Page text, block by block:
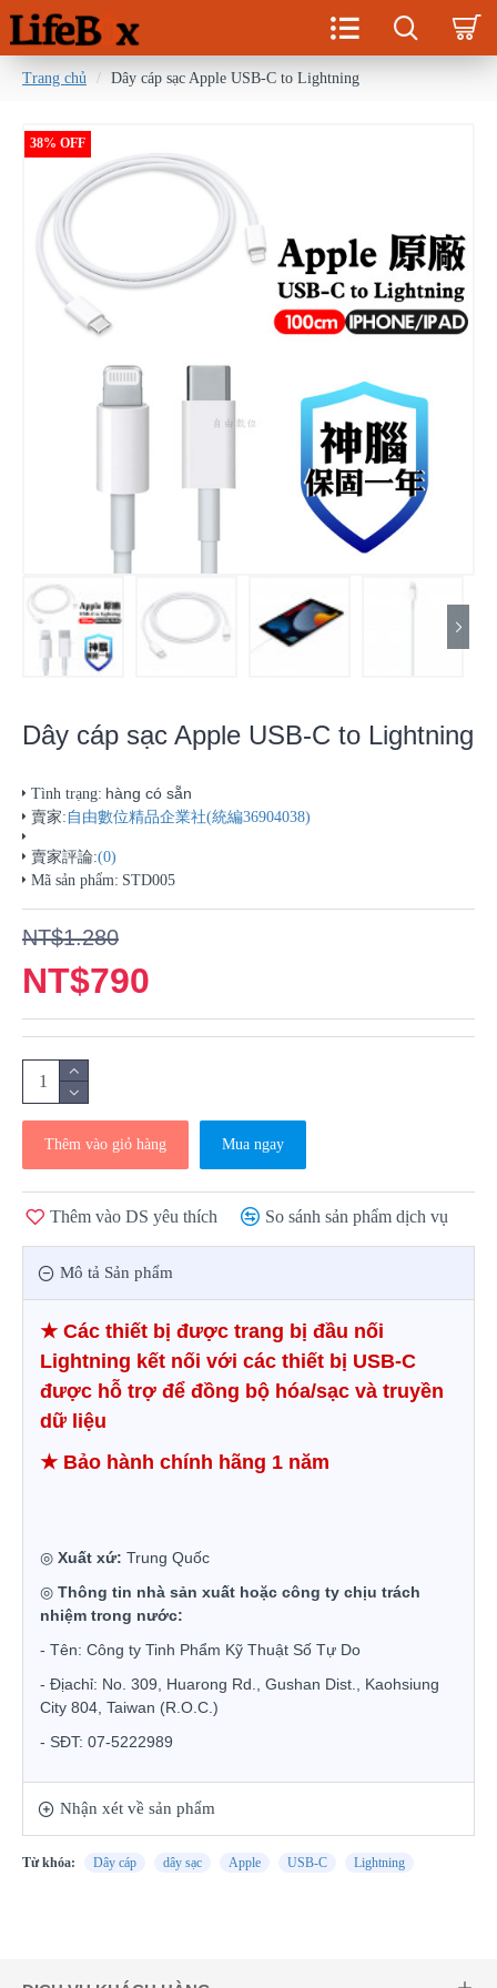
Trang chủ Dây cáp sạc Apple USB-C to Lightning
38% OFF
Dây cáp sạc Apple USB-C to Lightning
Tình trạng: hàng có sẵn
賣家: 自由數位精品企業社(統編36904038)
賣家評論:(0)
Mã sản phẩm: STD005
NT$790
NT$1.280
Thêm vào giỏ hàng Mua ngay
Thêm vào DS yêu thích So sánh sản phẩm dịch vụ
Mô tả Sản phẩm
★ Các thiết bị được trang bị đầu nối
Lightning kết nối với các thiết bị USB-C
được hỗ trợ để đồng bộ hóa/sạc và truyền
dữ liệu
★ Bảo hành chính hãng 1 năm
◎ Xuất xứ: Trung Quốc
◎ Thông tin nhà sản xuất hoặc công ty chịu trách
nhiệm trong nước:
- Tên: Công ty Tinh Phẩm Kỹ Thuật Số Tự Do
- Địachỉ: No. 309, Huarong Rd., Gushan Dist., Kaohsiung
City 804, Taiwan (R.O.C.)
- SĐT: 07-5222989
Nhận xét về sản phẩm
Từ khóa: Dây cáp dây sạc Apple USB-C Lightning